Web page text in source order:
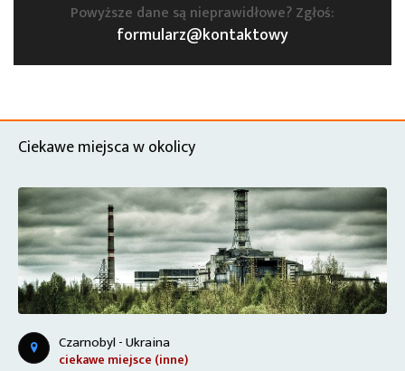
Powyższe dane są nieprawidłowe? Zgłoś:
formularz@kontaktowy
Ciekawe miejsca w okolicy
Czarnobyl - Ukraina
ciekawe miejsce (inne)